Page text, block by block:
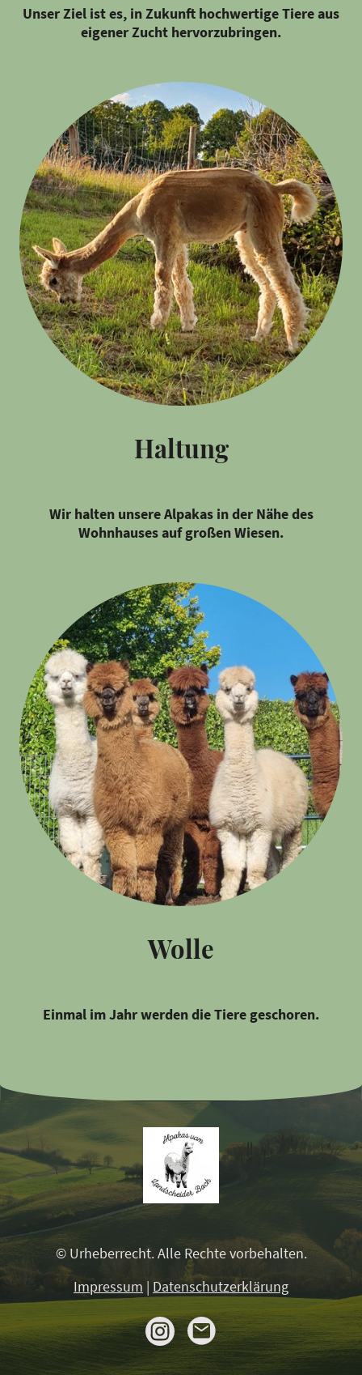
Unser Ziel ist es, in Zukunft hochwertige Tiere aus
eigener Zucht hervorzubringen.
Haltung
Wir halten unsere Alpakas in der Nähe des
Wohnhauses auf großen Wiesen.
Wolle
Einmal im Jahr werden die Tiere geschoren.
© Urheberrecht. Alle Rechte vorbehalten.
Impressum | Datenschutzerklärung